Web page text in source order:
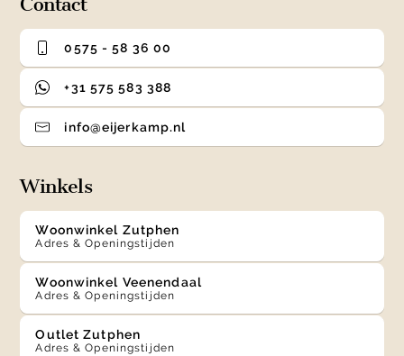
0575 - 58 36 00
+31 575 583 388
info@eijerkamp.nl
Winkels
Woonwinkel Zutphen
Adres & Openingstijden
Woonwinkel Veenendaal
Adres & Openingstijden
Outlet Zutphen
Adres & Openingstijden